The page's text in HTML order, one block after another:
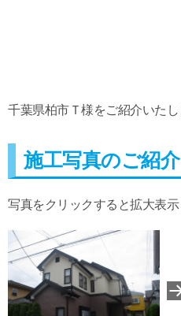
千葉県柏市Ｔ様をご紹介いたし
施工写真のご紹介
写真をクリックすると拡大表示